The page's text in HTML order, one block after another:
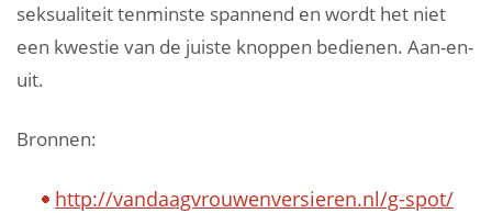
seksualiteit tenminste spannend en wordt het niet
een kwestie van de juiste knoppen bedienen. Aan-en-
uit.
Bronnen:
http://vandaagvrouwenversieren.nl/g-spot/